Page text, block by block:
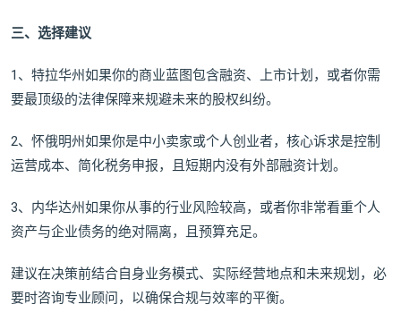
三、选择建议
1、特拉华州如果你的商业蓝图包含融资、上市计划，或者你需
要最顶级的法律保障来规避未来的股权纠纷。
2、怀俄明州如果你是中小卖家或个人创业者，核心诉求是控制
运营成本、简化税务申报，且短期内没有外部融资计划。
3、内华达州如果你从事的行业风险较高，或者你非常看重个人
资产与企业债务的绝对隔离，且预算充足。
建议在决策前结合自身业务模式、实际经营地点和未来规划，必
要时咨询专业顾问，以确保合规与效率的平衡。